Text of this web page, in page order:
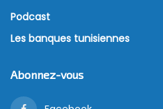
Podcast
Les banques tunisiennes
Abonnez-vous